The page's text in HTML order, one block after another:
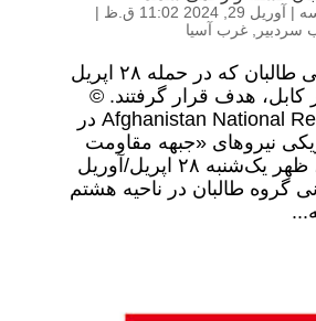
| آوریل 29, 2024 11:02 ق.ظ
|
سردبیر غرب آسیا
خودروهای نظامی طالبان که در حمله ۲۸ اپریل
کابل، هدف قرار گرفتند. ©
Afghanistan National Resisitance Front در
نیروهای «جبهه مقاومت
ملی» بر طالبان، ظهر یک‌شنبه ۲۸ اپریل/آوریل
گروه طالبان در ناحیه هشتم